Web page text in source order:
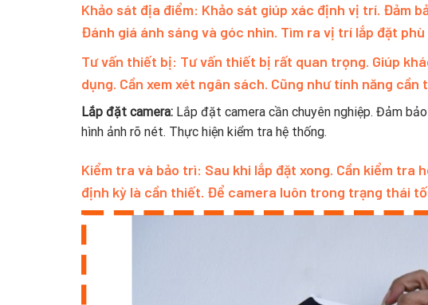
Khảo sát địa điểm: Khảo sát giúp xác định vị trí. Đảm
Đánh giá ánh sáng và góc nhìn. Tìm ra vị trí lắp đặt phù
Tư vấn thiết bị: Tư vấn thiết bị rất quan trọng. Giúp
dụng. Cần xem xét ngân sách. Cũng như tính năng cần
Lắp đặt camera: Lắp đặt camera cần chuyên nghiệp. Đảm
hình ảnh rõ nét. Thực hiện kiểm tra hệ thống.
Kiểm tra và bảo trì: Sau khi lắp đặt xong. Cần kiểm tra
định kỳ là cần thiết. Để camera luôn trong trạng thái